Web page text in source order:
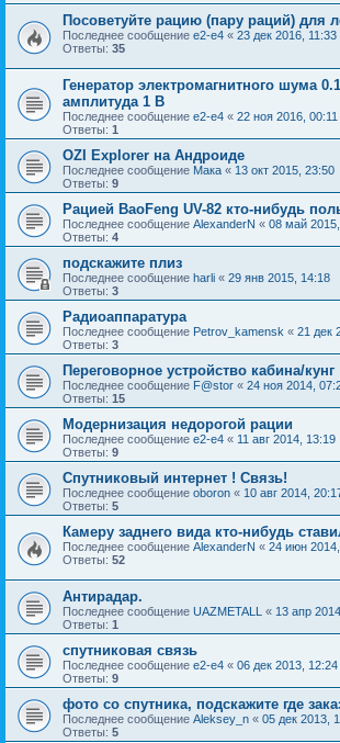
Посоветуйте рацию (пару раций) для
Последнее сообщение e2-e4 « 23 дек 2016, 11:33
Ответы: 35
Генератор электромагнитного шума
амплитуда 1 В
Последнее сообщение e2-e4 « 22 ноя 2016, 00:11
Ответы: 1
OZI Explorer на Андроиде
Последнее сообщение Мака « 13 окт 2015, 23:50
Ответы: 9
Рацией BaoFeng UV-82 кто-нибудь
Последнее сообщение AlexanderN « 08 май
Ответы: 4
подскажите плиз
Последнее сообщение harli « 29 янв 2015, 14:18
Ответы: 3
Радиоаппаратура
Последнее сообщение Petrov_kamensk « 21 дек
Ответы: 3
Переговорное устройство кабина/кунг
Последнее сообщение F@stor « 24 ноя 2014,
Ответы: 15
Модернизация недорогой рации
Последнее сообщение e2-e4 « 11 авг 2014, 13:19
Ответы: 9
Спутниковый интернет ! Связь!
Последнее сообщение oboron « 10 авг 2014,
Ответы: 5
Камеру заднего вида кто-нибудь
Последнее сообщение AlexanderN « 24 июн
Ответы: 52
Антирадар.
Последнее сообщение UAZMETALL « 13 апр
Ответы: 1
спутниковая связь
Последнее сообщение e2-e4 « 06 дек 2013, 12:24
Ответы: 9
фото со спутника, подскажите где
Последнее сообщение Aleksey_n « 05 дек 2013,
Ответы: 5